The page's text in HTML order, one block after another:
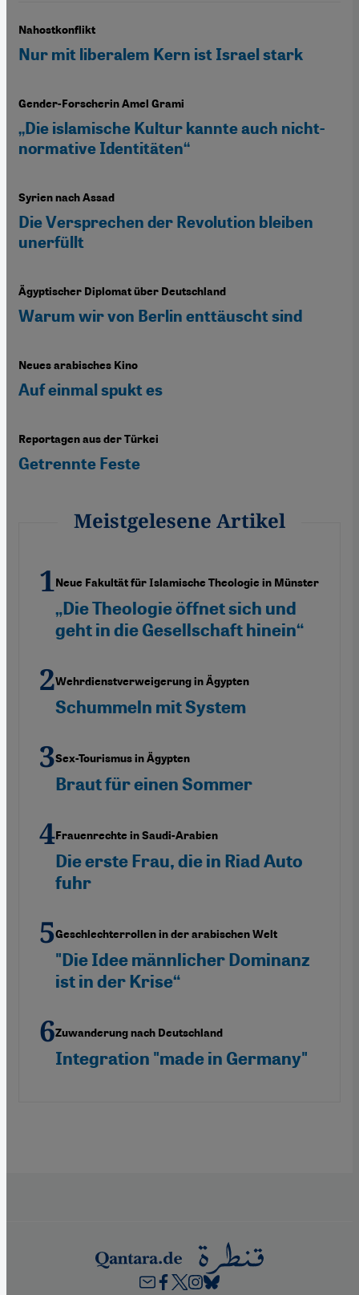
Nahostkonflikt
Nur mit liberalem Kern ist Israel stark
Gender-Forscherin Amel Grami
„Die islamische Kultur kannte auch nicht-
normative Identitäten“
Syrien nach Assad
Die Versprechen der Revolution bleiben
unerfüllt
Ägyptischer Diplomat über Deutschland
Warum wir von Berlin enttäuscht sind
Neues arabisches Kino
Auf einmal spukt es
Reportagen aus der Türkei
Getrennte Feste
Meistgelesene Artikel
Neue Fakultät für Islamische Theologie in Münster
„Die Theologie öffnet sich und
geht in die Gesellschaft hinein“
Wehrdienstverweigerung in Ägypten
Schummeln mit System
Sex-Tourismus in Ägypten
Braut für einen Sommer
Frauenrechte in Saudi-Arabien
Die erste Frau, die in Riad Auto
fuhr
Geschlechterrollen in der arabischen Welt
"Die Idee männlicher Dominanz
ist in der Krise“
Zuwanderung nach Deutschland
Integration "made in Germany"